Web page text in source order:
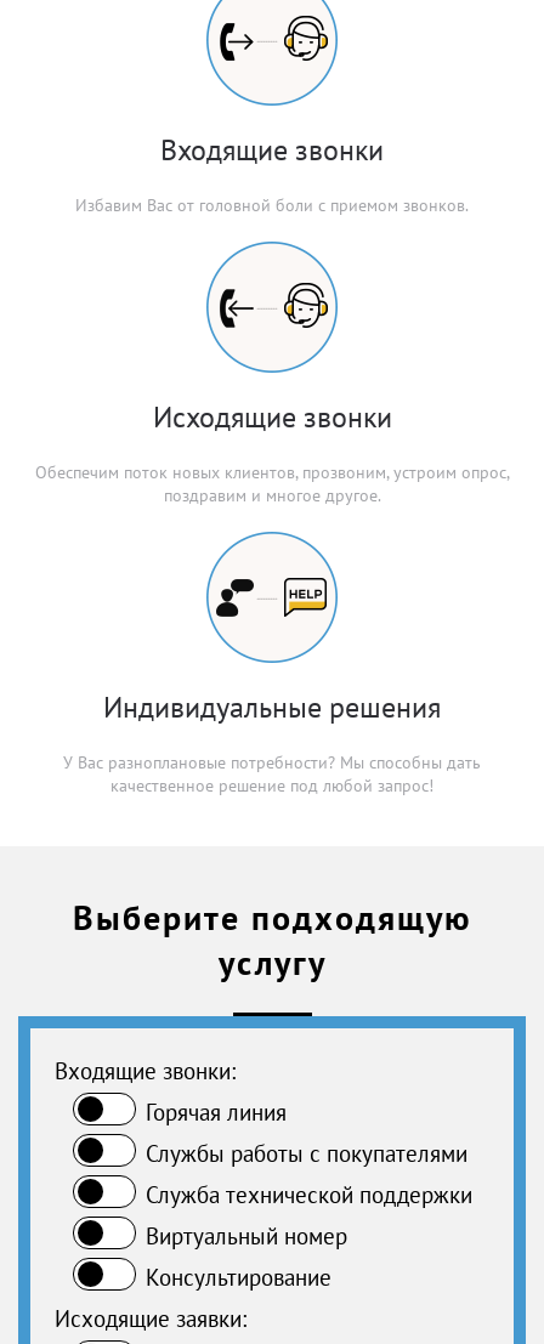
Входящие звонки
Избавим Вас от головной боли с приемом звонков.
Исходящие звонки
Обеспечим поток новых клиентов, прозвоним, устроим опроc,
поздравим и многое другое.
Индивидуальные решения
У Вас разноплановые потребности? Мы способны дать
качественное решение под любой запрос!
Выберите подходящую
услугу
Входящие звонки:
Горячая линия
Службы работы с покупателями
Служба технической поддержки
Виртуальный номер
Консультирование
Исходящие заявки: